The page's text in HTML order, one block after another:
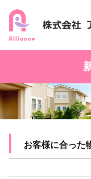
お客様に合った